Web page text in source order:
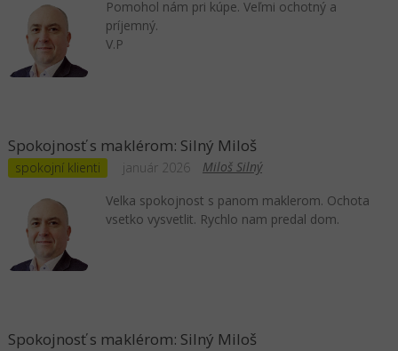
Pomohol nám pri kúpe. Veľmi ochotný a
príjemný.
V.P
Spokojnosť s maklérom: Silný Miloš
spokojní klienti Miloš Silný
január 2026
Velka spokojnost s panom maklerom. Ochota
vsetko vysvetlit. Rychlo nam predal dom.
Spokojnosť s maklérom: Silný Miloš